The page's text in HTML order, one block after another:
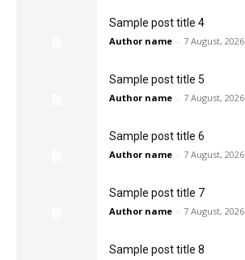
Sample post title 4
Author name - 7 August, 2026
Sample post title 5
Author name - 7 August, 2026
Sample post title 6
Author name - 7 August, 2026
Sample post title 7
Author name - 7 August, 2026
Sample post title 8